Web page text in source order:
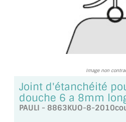
INSPIRATIONS ET
AMBIANCE LAITON BROSSÉ
MIROIR SUR MESURE
MIROIR VIEILLI
Image non
Joint d'étanchéité
douche 6 a 8mm
PAULI - 8863KUO-8-